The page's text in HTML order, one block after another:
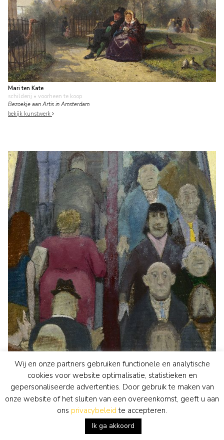
Mari ten Kate
schilderij • voorheen te koop
Bezoekje aan Artis in Amsterdam
bekijk kunstwerk
Wij en onze partners gebruiken functionele en analytische
cookies voor website optimalisatie, statistieken en
gepersonaliseerde advertenties. Door gebruik te maken van
onze website of het sluiten van een overeenkomst, geeft u aan
ons privacybeleid te accepteren.
Ik ga akkoord